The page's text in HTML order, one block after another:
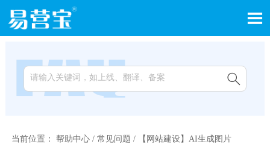


当前位置： 帮助中心/ 常见问题 / 【网站建设】AI生成图片